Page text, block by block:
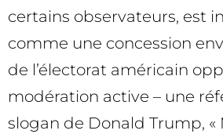
certains observateurs, est
comme une concession
de l’électorat américain
modération active – une
slogan de Donald Trump, «